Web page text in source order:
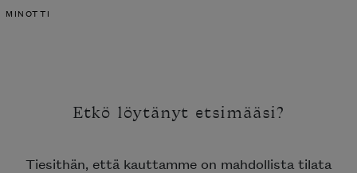
MINOTTI
Etkö löytänyt etsimääsi?
Tiesithän, että kauttamme on mahdollista tilata